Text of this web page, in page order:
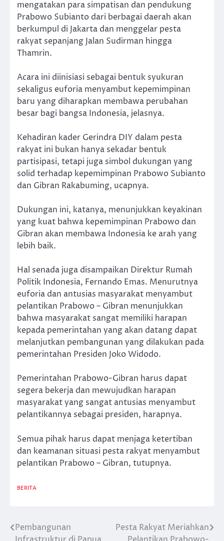
mengatakan para simpatisan dan pendukung
Prabowo Subianto dari berbagai daerah akan
berkumpul di Jakarta dan menggelar pesta
rakyat sepanjang Jalan Sudirman hingga
Thamrin.
Acara ini diinisiasi sebagai bentuk syukuran
sekaligus euforia menyambut kepemimpinan
baru yang diharapkan membawa perubahan
besar bagi bangsa Indonesia, jelasnya.
Kehadiran kader Gerindra DIY dalam pesta
rakyat ini bukan hanya sekadar bentuk
partisipasi, tetapi juga simbol dukungan yang
solid terhadap kepemimpinan Prabowo Subianto
dan Gibran Rakabuming, ucapnya.
Dukungan ini, katanya, menunjukkan keyakinan
yang kuat bahwa kepemimpinan Prabowo dan
Gibran akan membawa Indonesia ke arah yang
lebih baik.
Hal senada juga disampaikan Direktur Rumah
Politik Indonesia, Fernando Emas. Menurutnya
euforia dan antusias masyarakat menyambut
pelantikan Prabowo – Gibran menunjukkan
bahwa masyarakat sangat memiliki harapan
kepada pemerintahan yang akan datang dapat
melanjutkan pembangunan yang dilakukan pada
pemerintahan Presiden Joko Widodo.
Pemerintahan Prabowo-Gibran harus dapat
segera bekerja dan mewujudkan harapan
masyarakat yang sangat antusias menyambut
pelantikannya sebagai presiden, harapnya.
Semua pihak harus dapat menjaga ketertiban
dan keamanan situasi pesta rakyat menyambut
pelantikan Prabowo – Gibran, tutupnya.
BERITA
Post
Pembangunan
Pesta Rakyat Meriahkan